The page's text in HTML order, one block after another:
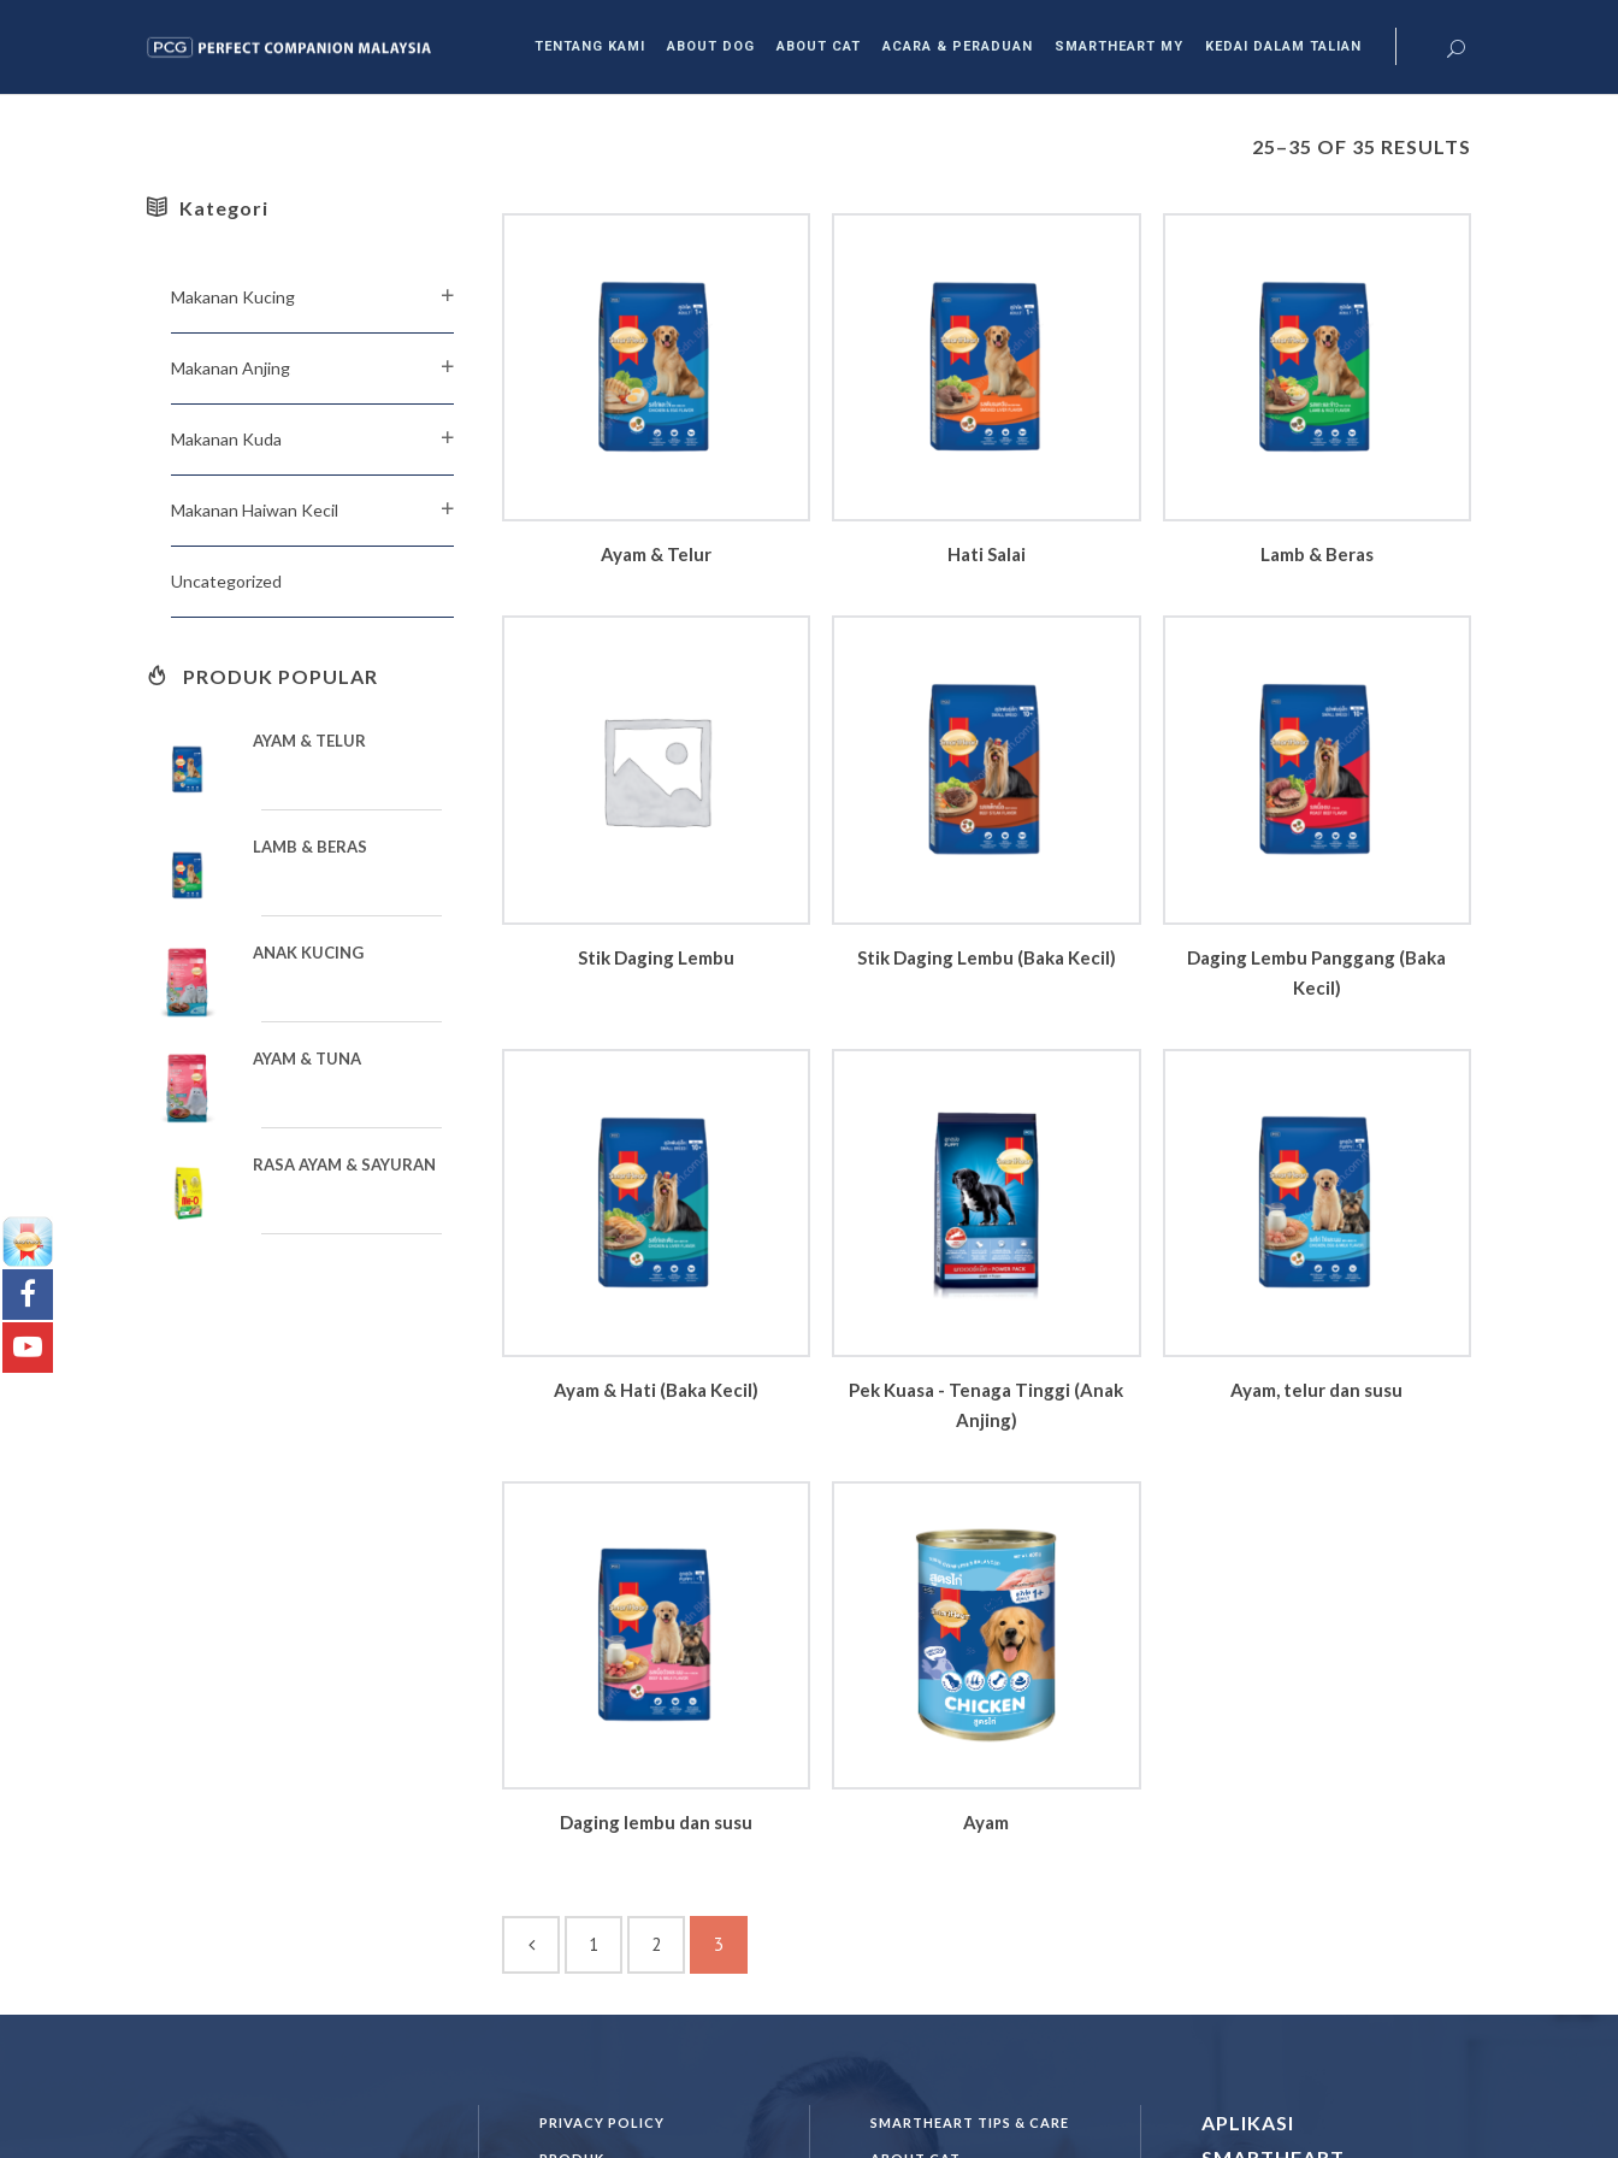
TENTANG KAMI ABOUT DOG ABOUT CAT ACARA & PERADUAN SMARTHEART MY KEDAI DALAM TALIAN
Kategori
Makanan Kucing
Makanan Anjing
Makanan Kuda
Makanan Haiwan Kecil
Uncategorized
PRODUK POPULAR
AYAM & TELUR
LAMB & BERAS
ANAK KUCING
AYAM & TUNA
RASA AYAM & SAYURAN
25–35 OF 35 RESULTS
Ayam & Telur Hati Salai Lamb & Beras
Stik Daging Lembu Stik Daging Lembu (Baka Kecil)
Daging Lembu Panggang (Baka
Kecil)
Ayam & Hati (Baka Kecil)
Pek Kuasa - Tenaga Tinggi (Anak
Anjing)
Ayam, telur dan susu
Daging lembu dan susu Ayam
1 2 3
PRIVACY POLICY SMARTHEART TIPS & CARE
APLIKASI